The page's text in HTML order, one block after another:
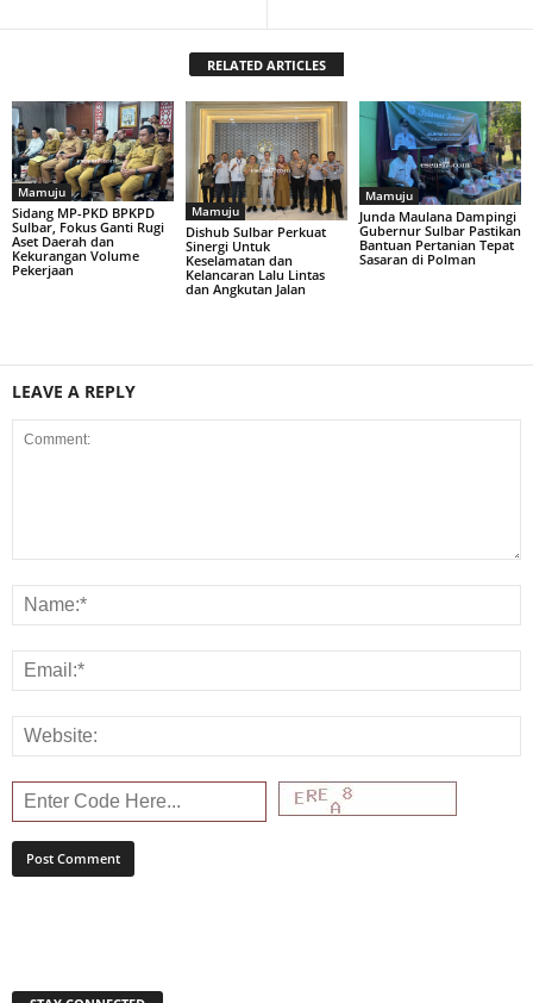
RELATED ARTICLES
Mamuju
Sidang MP-PKD BPKPD
Sulbar, Fokus Ganti Rugi
Aset Daerah dan
Kekurangan Volume
Pekerjaan
Mamuju
Dishub Sulbar Perkuat
Sinergi Untuk
Keselamatan dan
Kelancaran Lalu Lintas
dan Angkutan Jalan
Mamuju
Junda Maulana Dampingi
Gubernur Sulbar Pastikan
Bantuan Pertanian Tepat
Sasaran di Polman
LEAVE A REPLY